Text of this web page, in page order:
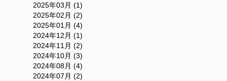
2025年03月 (1)
2025年02月 (2)
2025年01月 (4)
2024年12月 (1)
2024年11月 (2)
2024年10月 (3)
2024年08月 (4)
2024年07月 (2)